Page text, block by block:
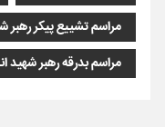
مراسم تشییع پیکر رهبر
مراسم بدرقه رهبر شهید